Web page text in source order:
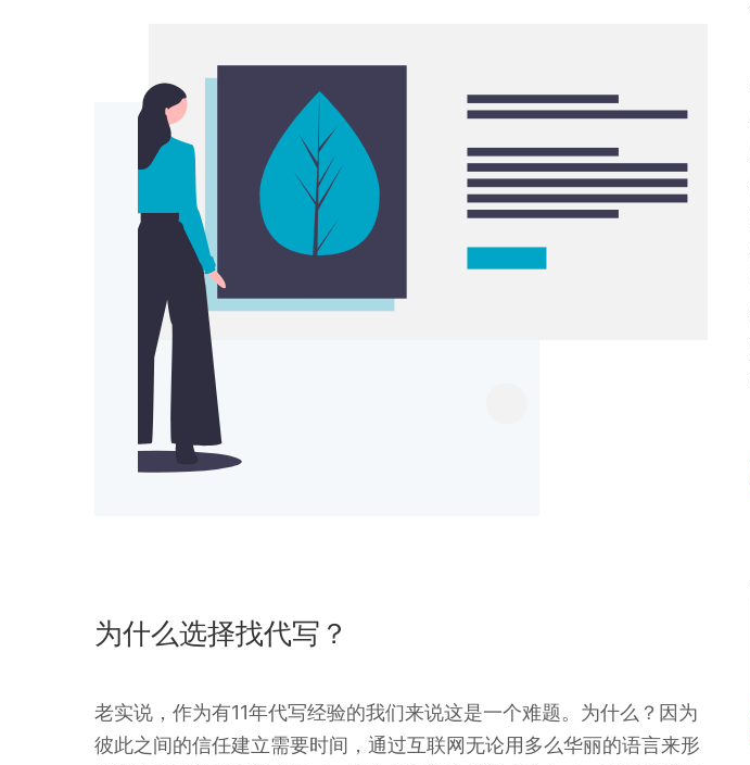
为什么选择找代写？
老实说，作为有11年代写经验的我们来说这是一个难题。为什么？因为
彼此之间的信任建立需要时间，通过互联网无论用多么华丽的语言来形